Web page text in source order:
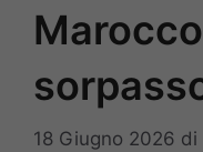
18 Giugno 2026 di